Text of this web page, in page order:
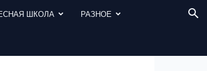
ШКОЛА РАЗНОЕ